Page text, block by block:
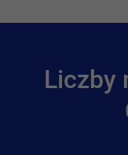
Liczby